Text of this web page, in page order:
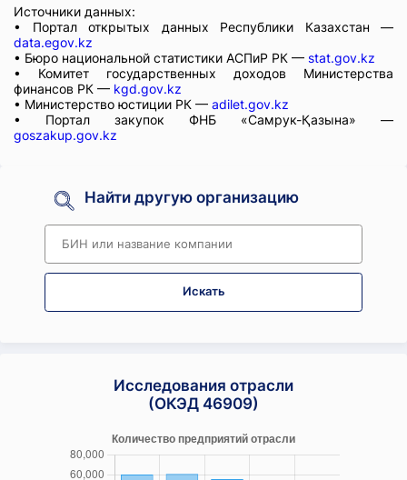
Источники данных:
• Портал открытых данных Республики Казахстан —
data.egov.kz
• Бюро национальной статистики АСПиР РК — stat.gov.kz
• Комитет государственных доходов Министерства
финансов РК — kgd.gov.kz
• Министерство юстиции РК — adilet.gov.kz
• Портал закупок ФНБ «Самрук-Қазына» —
goszakup.gov.kz
Найти другую организацию
Искать
Исследования отрасли
(ОКЭД 46909)